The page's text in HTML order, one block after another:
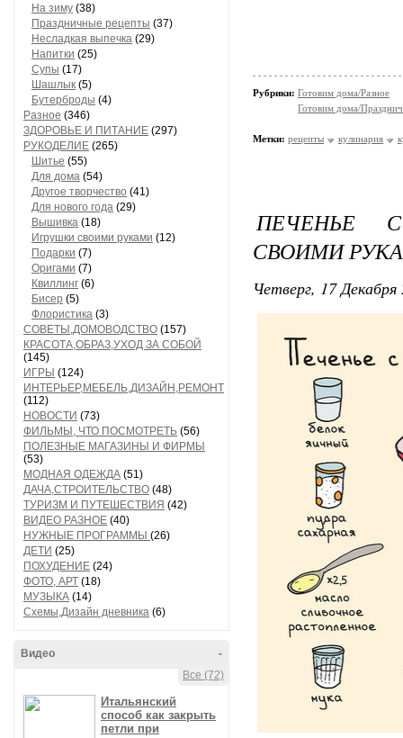
На зиму (38)
Праздничные рецепты (37)
Несладкая выпечка (29)
Напитки (25)
Супы (17)
Шашлык (5)
Бутерброды (4)
Разное (346)
ЗДОРОВЬЕ И ПИТАНИЕ (297)
РУКОДЕЛИЕ (265)
Шитье (55)
Для дома (54)
Другое творчество (41)
Для нового года (29)
Вышивка (18)
Игрушки своими руками (12)
Подарки (7)
Оригами (7)
Квиллинг (6)
Бисер (5)
Флористика (3)
СОВЕТЫ,ДОМОВОДСТВО (157)
КРАСОТА,ОБРАЗ,УХОД ЗА СОБОЙ
(145)
ИГРЫ (124)
ИНТЕРЬЕР,МЕБЕЛЬ,ДИЗАЙН,РЕМОНТ
(112)
НОВОСТИ (73)
ФИЛЬМЫ, ЧТО ПОСМОТРЕТЬ (56)
ПОЛЕЗНЫЕ МАГАЗИНЫ И ФИРМЫ
(53)
МОДНАЯ ОДЕЖДА (51)
ДАЧА,СТРОИТЕЛЬСТВО (48)
ТУРИЗМ И ПУТЕШЕСТВИЯ (42)
ВИДЕО РАЗНОЕ (40)
НУЖНЫЕ ПРОГРАММЫ (26)
ДЕТИ (25)
ПОХУДЕНИЕ (24)
ФОТО, АРТ (18)
МУЗЫКА (14)
Схемы,Дизайн дневника (6)
-
Видео
Все (72)
Итальянский
способ как закрыть
петли при
Рубрики: Готовим дома/Разное
Готовим дома/
Метки: рецепты кулинария
ПЕЧЕНЬЕ
СВОИМИ
Четверг, 17